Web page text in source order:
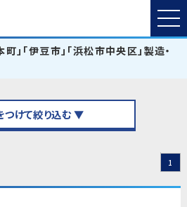
」「伊豆市」「浜松市中央区」製造・
つけて絞り込む ▼
1